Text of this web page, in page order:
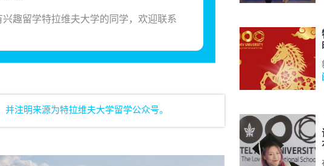
趣留学特拉维夫大学的同学，欢迎联系
注明来源为特拉维夫大学留学公众号。